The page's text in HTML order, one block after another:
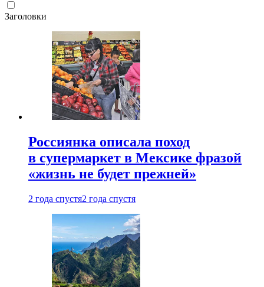
Заголовки
Россиянка описала поход
в супермаркет в Мексике фразой
«жизнь не будет прежней»
2 года спустя2 года спустя